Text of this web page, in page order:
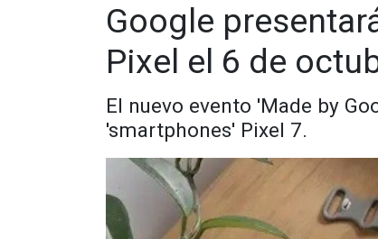
Google
Pixel el 6 de
El nuevo evento 'Made by
'smartphones' Pixel 7.